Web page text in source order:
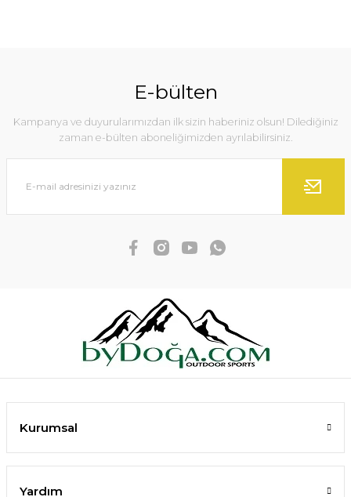
E-bülten
Kampanya ve duyurularımızdan ilk sizin haberiniz olsun! Dilediğiniz
zaman e-bülten aboneliğimizden ayrılabilirsiniz.
Kurumsal
Yardım